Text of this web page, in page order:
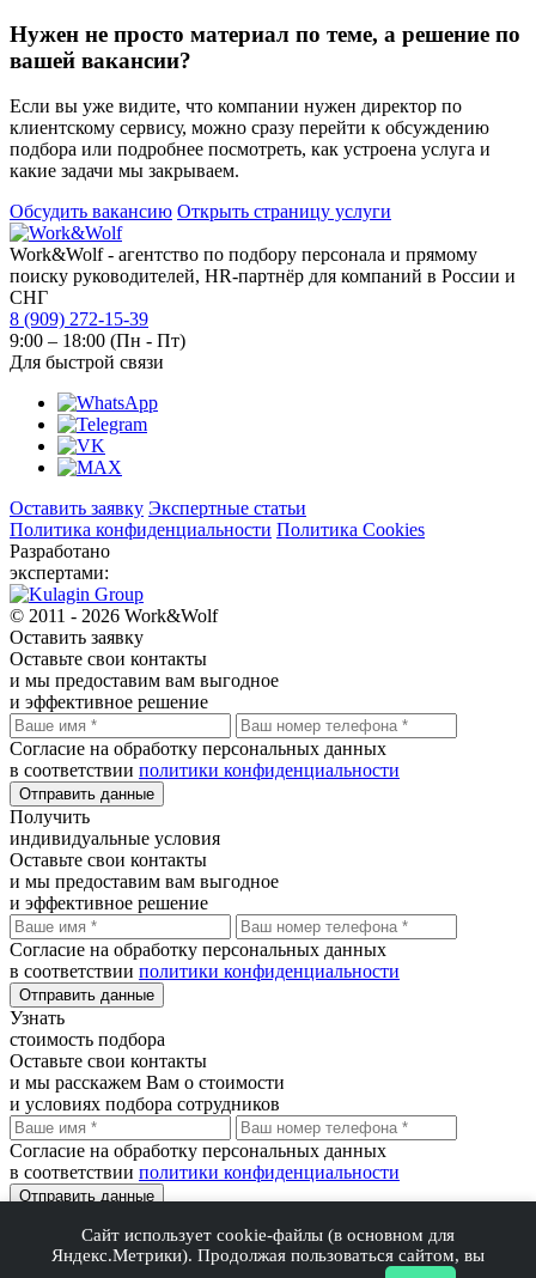
Нужен не просто материал по теме, а решение по
вашей вакансии?
Если вы уже видите, что компании нужен директор по
клиентскому сервису, можно сразу перейти к обсуждению
подбора или подробнее посмотреть, как устроена услуга и
какие задачи мы закрываем.
Обсудить вакансию Открыть страницу услуги
Work&Wolf - агентство по подбору персонала и прямому
поиску руководителей, HR-партнёр для компаний в России и
СНГ
8 (909) 272-15-39
9:00 – 18:00 (Пн - Пт)
Для быстрой связи
Оставить заявку Экспертные статьи
Политика конфиденциальности Политика Cookies
Разработано
экспертами:
© 2011 - 2026 Work&Wolf
Оставить заявку
Оставьте свои контакты
и мы предоставим вам выгодное
и эффективное решение
Согласие на обработку персональных данных
в соответствии политики конфиденциальности
Отправить данные
Получить
индивидуальные условия
Оставьте свои контакты
и мы предоставим вам выгодное
и эффективное решение
Согласие на обработку персональных данных
в соответствии политики конфиденциальности
Отправить данные
Узнать
стоимость подбора
Оставьте свои контакты
и мы расскажем Вам о стоимости
и условиях подбора сотрудников
Согласие на обработку персональных данных
в соответствии политики конфиденциальности
Отправить данные
Благодарим Вас!
В ближайшее время мы
Сайт использует cookie-файлы (в основном для
Яндекс.Метрики). Продолжая пользоваться сайтом, вы